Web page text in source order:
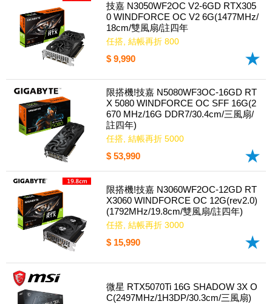
技嘉 N3050WF2OC V2-6GD RTX305
0 WINDFORCE OC V2 6G(1477MHz/
18cm/雙風扇/註四年
任搭, 結帳再折 800
$ 9,990
限搭機!技嘉 N5080WF3OC-16GD RT
X 5080 WINDFORCE OC SFF 16G(2
670 MHz/16G DDR7/30.4cm/三風扇/
註四年)
任搭, 結帳再折 5000
$ 53,990
限搭機!技嘉 N3060WF2OC-12GD RT
X3060 WINDFORCE OC 12G(rev2.0)
(1792MHz/19.8cm/雙風扇/註四年)
任搭, 結帳再折 3000
$ 15,990
微星 RTX5070Ti 16G SHADOW 3X O
C(2497MHz/1H3DP/30.3cm/三風扇)